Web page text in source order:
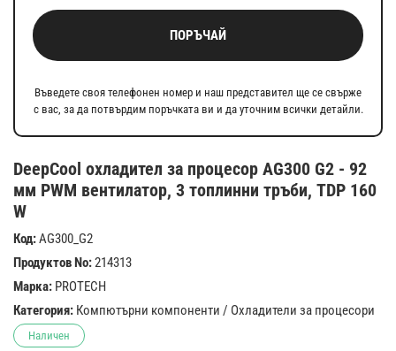
DeepCool охладител за процесор AG300 G2 - 92
мм PWM вентилатор, 3 топлинни тръби, TDP 160
W
Код:AG300_G2
Продуктов No:214313
Марка: PROTECH
Категория: Компютърни компоненти / Охладители за процесори
Наличен
ПОРЪЧАЙ
Въведете своя телефонен номер и наш представител ще се свърже
с вас, за да потвърдим поръчката ви и да уточним всички детайли.